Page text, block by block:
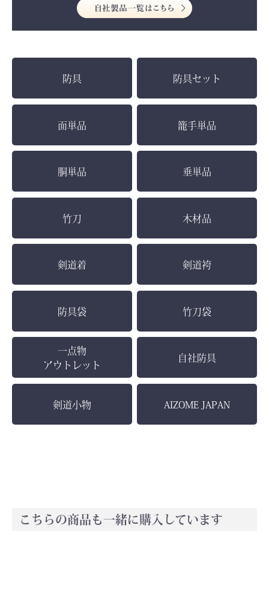
防具 防具セット
面単品 籠手単品
胴単品 垂単品
竹刀 木材品
剣道着 剣道袴
防具袋 竹刀袋
一点物
アウトレット
自社防具
剣道小物 AIZOME JAPAN
こちらの商品も一緒に購入しています